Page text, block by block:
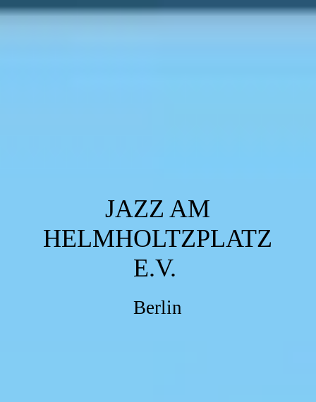
JAZZ AM
HELMHOLTZPLATZ
E.V.
Berlin